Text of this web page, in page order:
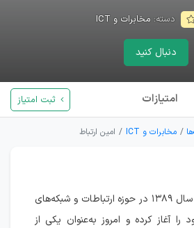
دسته: مخابرات و ICT
دنبال کنید
امتیازات ثبت امتیاز
مخابرات و ICT امین ارتباط
شرکت امین ارتباط از سال ۱۳۸۹ در حوزه ارتباطات و شبکه‌های
را آغاز کرده و امروز به‌عنوان یکی از